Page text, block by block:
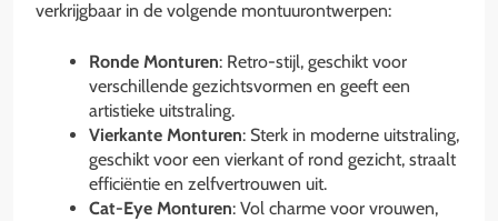
verkrijgbaar in de volgende montuurontwerpen:
Ronde Monturen: Retro-stijl, geschikt voor
verschillende gezichtsvormen en geeft een
artistieke uitstraling.
Vierkante Monturen: Sterk in moderne uitstraling,
geschikt voor een vierkant of rond gezicht, straalt
efficiëntie en zelfvertrouwen uit.
Cat-Eye Monturen: Vol charme voor vrouwen,